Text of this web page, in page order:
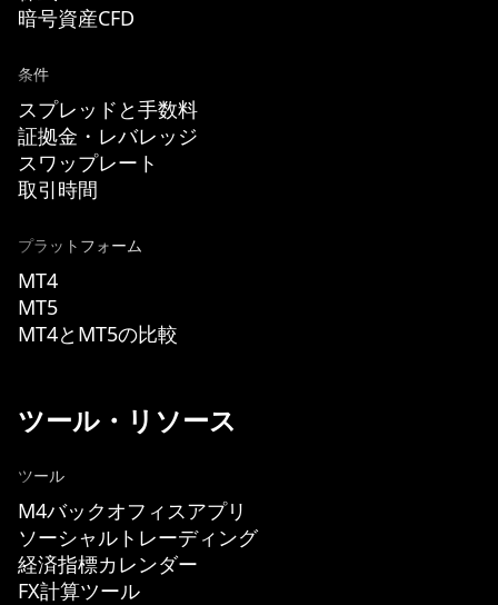
暗号資産CFD
条件
スプレッドと手数料
証拠金・レバレッジ
スワップレート
取引時間
プラットフォーム
MT4
MT5
MT4とMT5の比較
ツール・リソース
ツール
M4バックオフィスアプリ
ソーシャルトレーディング
経済指標カレンダー
FX計算ツール